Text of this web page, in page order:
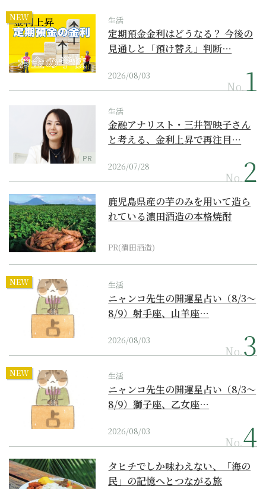
NEW 生活
定期預金金利はどうなる？ 今後の
見通しと「預け替え」判断…
2026/08/03
No.
PR
生活
金融アナリスト・三井智映子さん
と考える、金利上昇で再注目…
2026/07/28
No.
鹿児島県産の芋のみを用いて造ら
れている濵田酒造の本格焼酎
PR(濵田酒造)
NEW 生活
ニャンコ先生の開運星占い（8/3～
8/9）射手座、山羊座…
2026/08/03
No.
NEW 生活
ニャンコ先生の開運星占い（8/3～
8/9）獅子座、乙女座…
2026/08/03
No.
タヒチでしか味わえない、「海の
民」の記憶へとつながる旅